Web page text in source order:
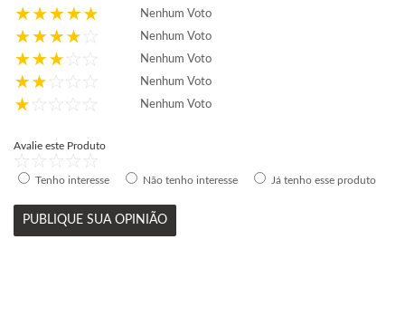
Nenhum Voto
Nenhum Voto
Nenhum Voto
Nenhum Voto
Nenhum Voto
Avalie este Produto
Tenho interesse Não tenho interesse Já tenho esse produto
PUBLIQUE SUA OPINIÃO